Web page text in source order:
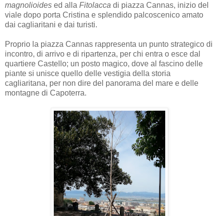
magnolioides ed alla Fitolacca di piazza Cannas, inizio del
viale dopo porta Cristina e splendido palcoscenico amato
dai cagliaritani e dai turisti.
Proprio la piazza Cannas rappresenta un punto strategico di
incontro, di arrivo e di ripartenza, per chi entra o esce dal
quartiere Castello; un posto magico, dove al fascino delle
piante si unisce quello delle vestigia della storia
cagliaritana, per non dire del panorama del mare e delle
montagne di Capoterra.